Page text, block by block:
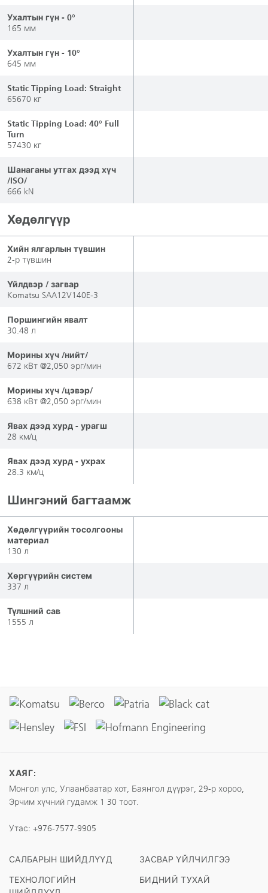
Ухалтын гүн - 0°
165 мм
Ухалтын гүн - 10°
645 мм
Static Tipping Load: Straight
65670 кг
Static Tipping Load: 40° Full
Turn
57430 кг
Шанаганы утгах дээд хүч
/ISO/
666 kN
Хөдөлгүүр
Хийн ялгарлын түвшин
2-р түвшин
Үйлдвэр / загвар
Komatsu SAA12V140E-3
Поршингийн явалт
30.48 л
Морины хүч /нийт/
672 кВт @2,050 эрг/мин
Морины хүч /цэвэр/
638 кВт @2,050 эрг/мин
Явах дээд хурд - урагш
28 км/ц
Явах дээд хурд - ухрах
28.3 км/ц
Шингэний багтаамж
Хөдөлгүүрийн тосолгооны
материал
130 л
Хөргүүрийн систем
337 л
Түлшний сав
1555 л
ХАЯГ:
Монгол улс, Улаанбаатар хот, Баянгол дүүрэг, 29-р хороо,
Эрчим хүчний гудамж 1 30 тоот.
Утас: +976-7577-9905
САЛБАРЫН ШИЙДЛҮҮД
ТЕХНОЛОГИЙН
ЗАСВАР ҮЙЛЧИЛГЭЭ
БИДНИЙ ТУХАЙ